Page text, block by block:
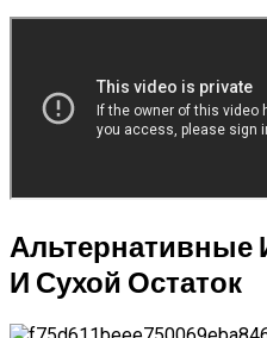
Альтернативные
И Сухой Остаток